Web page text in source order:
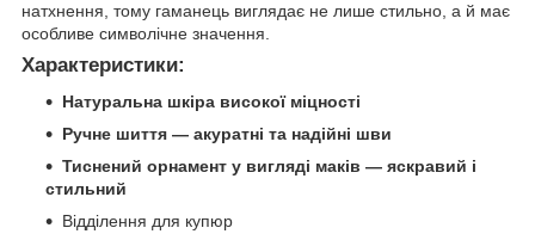
натхнення, тому гаманець виглядає не лише стильно, а й має
особливе символічне значення.
Характеристики:
Натуральна шкіра високої міцності
Ручне шиття — акуратні та надійні шви
Тиснений орнамент у вигляді маків — яскравий і
стильний
Відділення для купюр